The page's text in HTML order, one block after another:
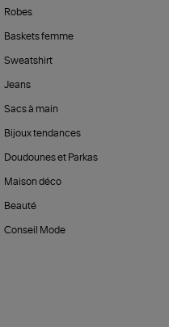
Robes
Baskets femme
Sweatshirt
Jeans
Sacs à main
Bijoux tendances
Doudounes et Parkas
Maison déco
Beauté
Conseil Mode